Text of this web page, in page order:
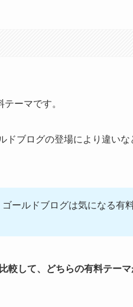
ーマです。
ブログの登場により違い
ールドブログは気になる有
較して、どちらの有料テー